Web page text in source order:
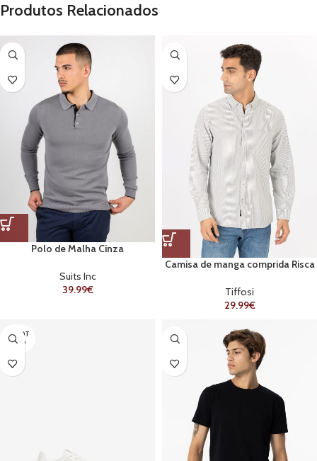
Produtos Relacionados
Polo de Malha Cinza
Suits Inc
39.99€
Camisa de manga comprida Risca
Tiffosi
29.99€
ESGOT
ADO